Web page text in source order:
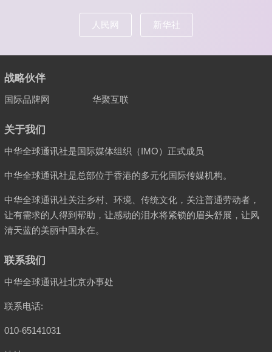
人民网 新华社
战略伙伴
国际品牌网 华聚互联
关于我们
中华全球通讯社是国际媒体组织（IMO）正式成员
中华全球通讯社是总部位于香港的多元化国际传媒机构。
中华全球通讯社关注乡村、环境、传统文化，关注普通劳动者，
让有需求的人得到帮助，让感动的泪水将紧锁的眉头舒展，让风
清天蓝的美丽中国永在。
联系我们
中华全球通讯社北京办事处
联系电话:
010-65141031